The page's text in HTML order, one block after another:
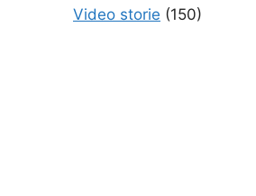
Video storie (150)